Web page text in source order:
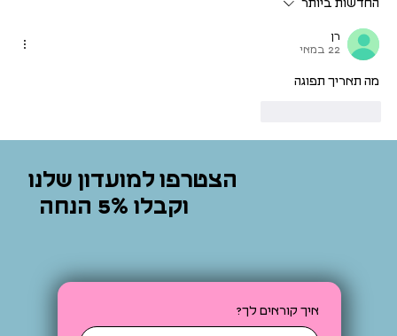
החדשות ביותר
רן
22 במאי
מה תאריך תפוגה
הצטרפו למועדון שלנו
וקבלו 5% הנחה
איך קוראים לך?